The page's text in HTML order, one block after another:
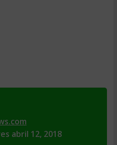
abril 12, 2018